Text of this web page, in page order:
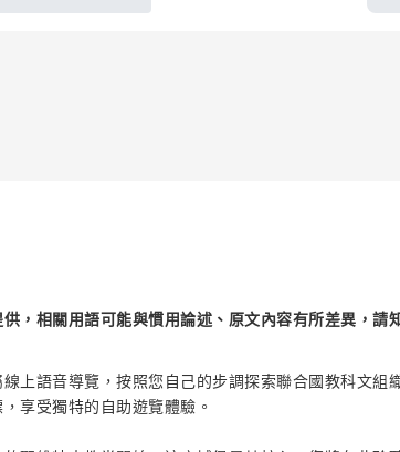
，相關用語可能與慣用論述、原文內容有所差異，請
上語音導覽，按照您自己的步調探索聯合國教科文組
享受獨特的自助遊覽體驗。